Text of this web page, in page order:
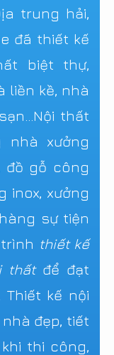
trung hải,
đã thiết kế
biệt thự,
liền kề, nhà
thất
nhà xưởng
đồ gỗ công
inox, xưởng
sự tiện
thiết kế
thấtđể đạt
kế nội
đẹp, tiết
thi công,